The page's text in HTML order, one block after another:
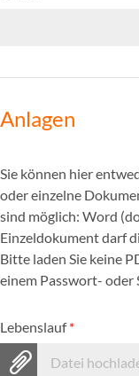
Anlagen
Sie können hier
oder einzelne
sind möglich: Word
Einzeldokument darf
Bitte laden Sie keine
einem Passwort- oder
Lebenslauf*
Datei